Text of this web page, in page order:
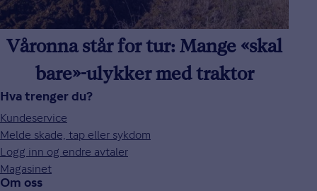
Våronna står for tur: Mange «skal
bare»-ulykker med traktor
Hva trenger du?
Kundeservice
Melde skade, tap eller sykdom
Logg inn og endre avtaler
Magasinet
Om oss